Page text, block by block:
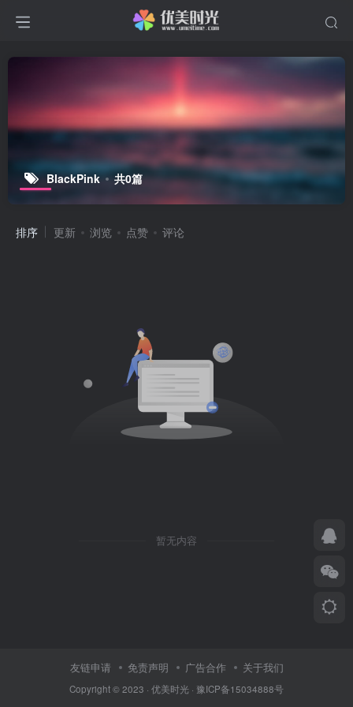
BlackPink 共0篇
排序 更新 浏览 点赞 评论
暂无内容
友链申请 免责声明 广告合作 关于我们
Copyright © 2023 · 优美时光 · 豫ICP备15034888号